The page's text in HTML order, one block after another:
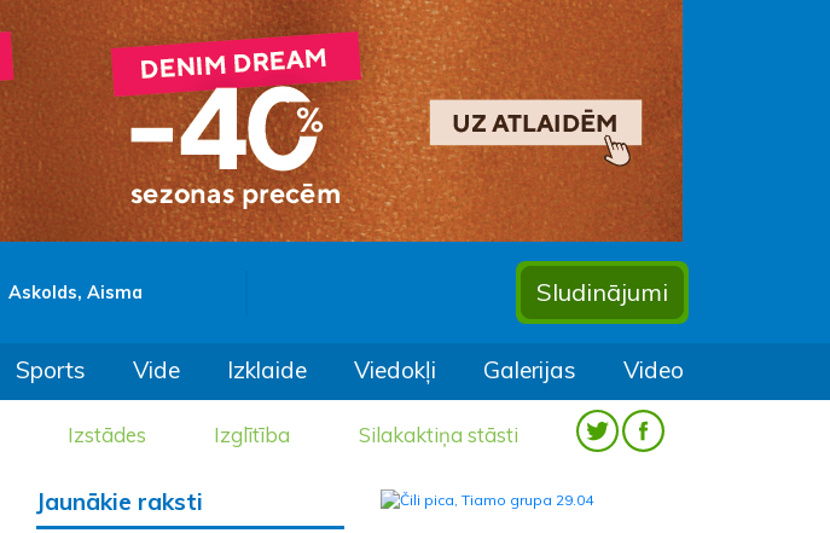
Askolds, Aisma Sludinājumi
Sports Vide Izklaide Viedokļi Galerijas Video
Izstādes Izglītība Silakaktiņa stāsti
Jaunākie raksti